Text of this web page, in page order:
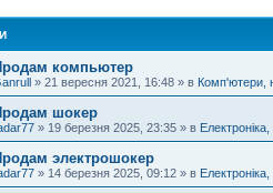
компьютер
» 21 вересня 2021, 16:48 » в Комп'ютери,
шокер
» 19 березня 2025, 23:35 » в
электрошокер
» 14 березня 2025, 09:12 » в